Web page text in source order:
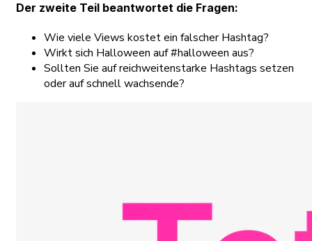
Der zweite Teil beantwortet die Fragen:
Wie viele Views kostet ein falscher Hashtag?
Wirkt sich Halloween auf #halloween aus?
Sollten Sie auf reichweitenstarke Hashtags setzen
oder auf schnell wachsende?